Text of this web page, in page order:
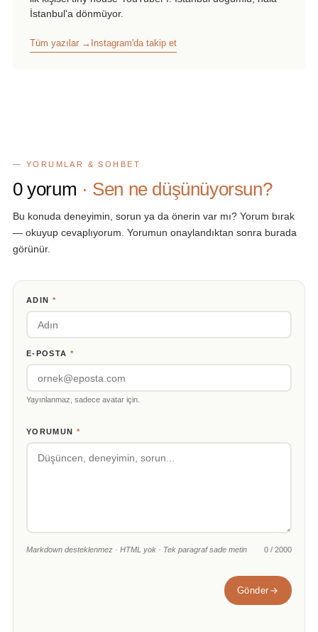
İstanbul'a dönmüyor.
Tüm yazılar → Instagram'da takip et
— YORUMLAR & SOHBET
0yorum · Sen ne düşünüyorsun?
Bu konuda deneyimin, sorun ya da önerin var mı? Yorum bırak
— okuyup cevaplıyorum. Yorumun onaylandıktan sonra burada
görünür.
ADIN *
E-POSTA *
Yayınlanmaz, sadece avatar için.
YORUMUN *
Markdown desteklenmez · HTML yok · Tek paragraf sade metin 0 / 2000
Gönder